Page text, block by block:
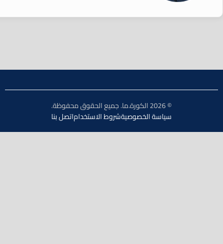
سياسة الخصوصيةشروط الاستخداماتصل بنا